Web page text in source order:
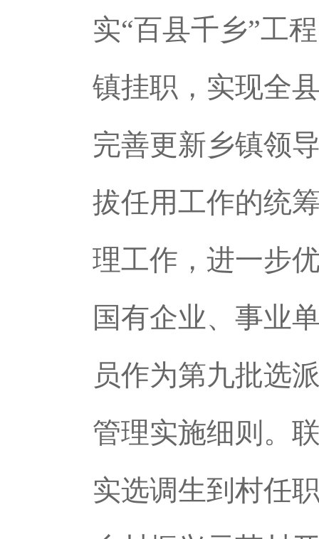
实“百县千乡”工
镇挂职，实现全
完善更新乡镇领
拔任用工作的统
理工作，进一步
国有企业、事业
员作为第九批选
管理实施细则。
实选调生到村任